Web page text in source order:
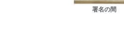
署名の間